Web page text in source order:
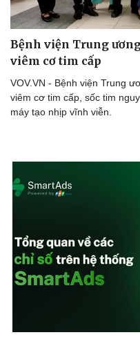
Ăn sạch sống khỏe
Bệnh viện Trung
viêm cơ tim cấp
VOV.VN - Bệnh viện Trung
viêm cơ tim cấp, sốc tim
máy tạo nhịp vĩnh viễn.